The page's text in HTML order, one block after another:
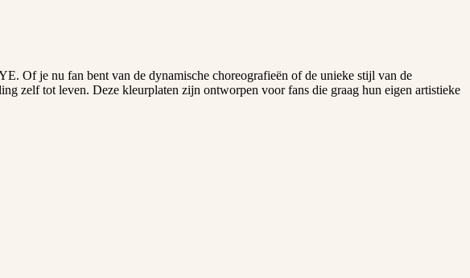
Of je nu fan bent van de dynamische choreografieën of de unieke stijl van de
zelf tot leven. Deze kleurplaten zijn ontworpen voor fans die graag hun eigen artistieke